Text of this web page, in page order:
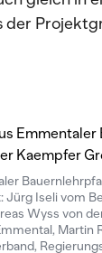
der
Jürg Iseli vom
Wyss von
Martin